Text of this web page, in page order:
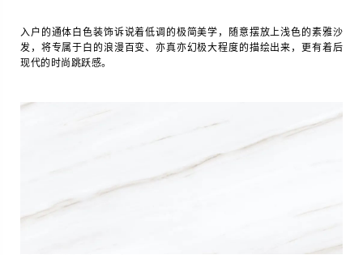
入户的通体白色装饰诉说着低调的极简美学，随意摆放上浅色的素雅沙
发，将专属于白的浪漫百变、亦真亦幻极大程度的描绘出来，更有着后
现代的时尚跳跃感。